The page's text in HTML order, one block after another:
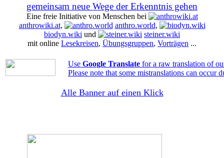
gemeinsam neue Wege der Erkenntnis gehen
Eine freie Initiative von Menschen bei
anthrowiki.at, anthro.world,
biodyn.wiki und
steiner.wiki
mit online Lesekreisen, Übungsgruppen, Vorträgen ...
Use Google Translate for a raw translation of
Please note that some mistranslations can occur
Alle Banner auf einen Klick